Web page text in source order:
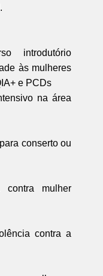
introdutório
às mulheres
e PCDs
na área
conserto ou
mulher
contra a